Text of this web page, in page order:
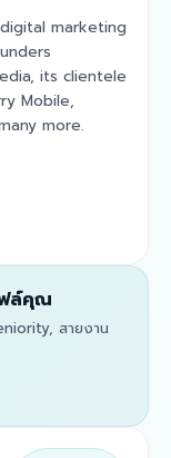
marketing
its clientele
Mobile,
more.
ฟล์คุณ
สายงาน